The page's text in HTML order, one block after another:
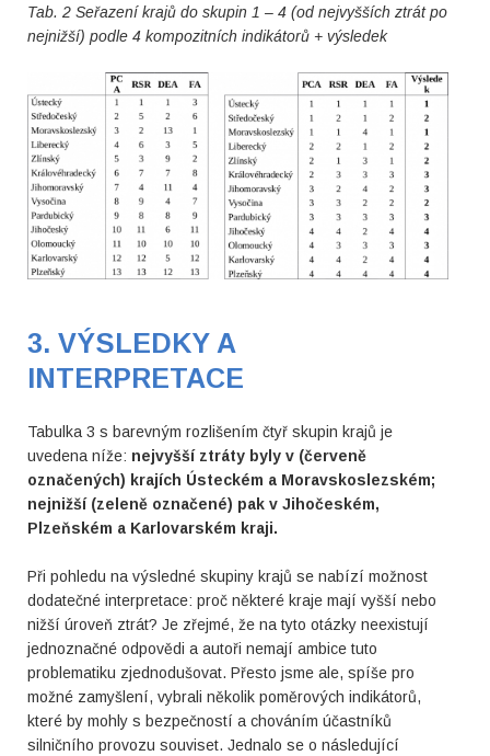
Tab. 2 Seřazení krajů do skupin 1 – 4 (od nejvyšších ztrát po
nejnižší) podle 4 kompozitních indikátorů + výsledek
3. VÝSLEDKY A
INTERPRETACE
Tabulka 3 s barevným rozlišením čtyř skupin krajů je
uvedena níže: nejvyšší ztráty byly v (červeně
označených) krajích Ústeckém a Moravskoslezském;
nejnižší (zeleně označené) pak v Jihočeském,
Plzeňském a Karlovarském kraji.
Při pohledu na výsledné skupiny krajů se nabízí možnost
dodatečné interpretace: proč některé kraje mají vyšší nebo
nižší úroveň ztrát? Je zřejmé, že na tyto otázky neexistují
jednoznačné odpovědi a autoři nemají ambice tuto
problematiku zjednodušovat. Přesto jsme ale, spíše pro
možné zamyšlení, vybrali několik poměrových indikátorů,
které by mohly s bezpečností a chováním účastníků
silničního provozu souviset. Jednalo se o následující